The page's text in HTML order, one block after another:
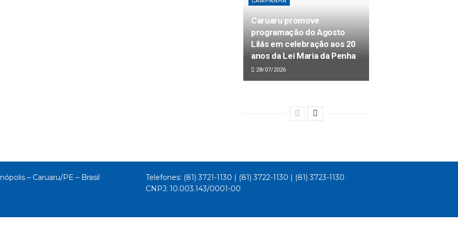
Caruaru promove
programação do Agosto
Lilás em celebração aos 20
anos da Lei Maria da Penha
28/07/2026
– Caruaru/PE – Brasil
Telefones: (81) 3721-1130 | (81) 3722-1130 | (81) 3723-1130
CNPJ: 10.003.143/0001-00